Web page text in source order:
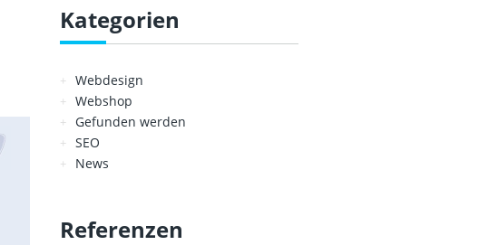
Kategorien
Webdesign
Webshop
Gefunden werden
SEO
News
Referenzen